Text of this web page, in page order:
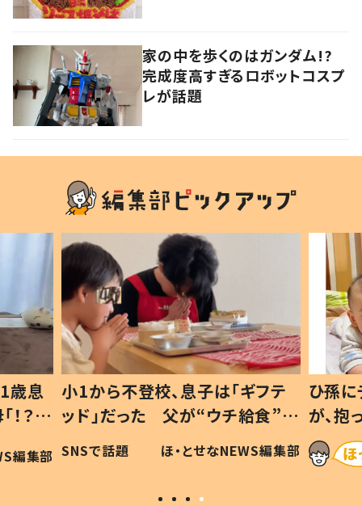
家の中を歩くのはガンダム!?
完成度高すぎるロボットコスプ
レが話題
歳息
？」
編集部
小1から不登校、息子は「ギフテ
ッド」だった 父が“ウチ給食”を
作り続ける理由とは #令和の親
#令和の子
SNSで話題 ほ・とせなNEWS編集部
ひ孫
が、
「涙が
い」